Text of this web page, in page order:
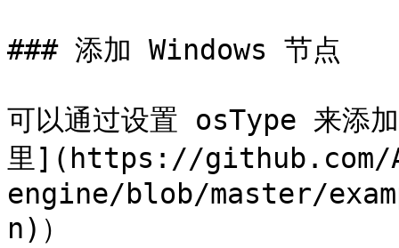
### 添加 Windows 节点
可以通过设置 osType 来添
里](https://github.com/
engine/blob/master/
n)）